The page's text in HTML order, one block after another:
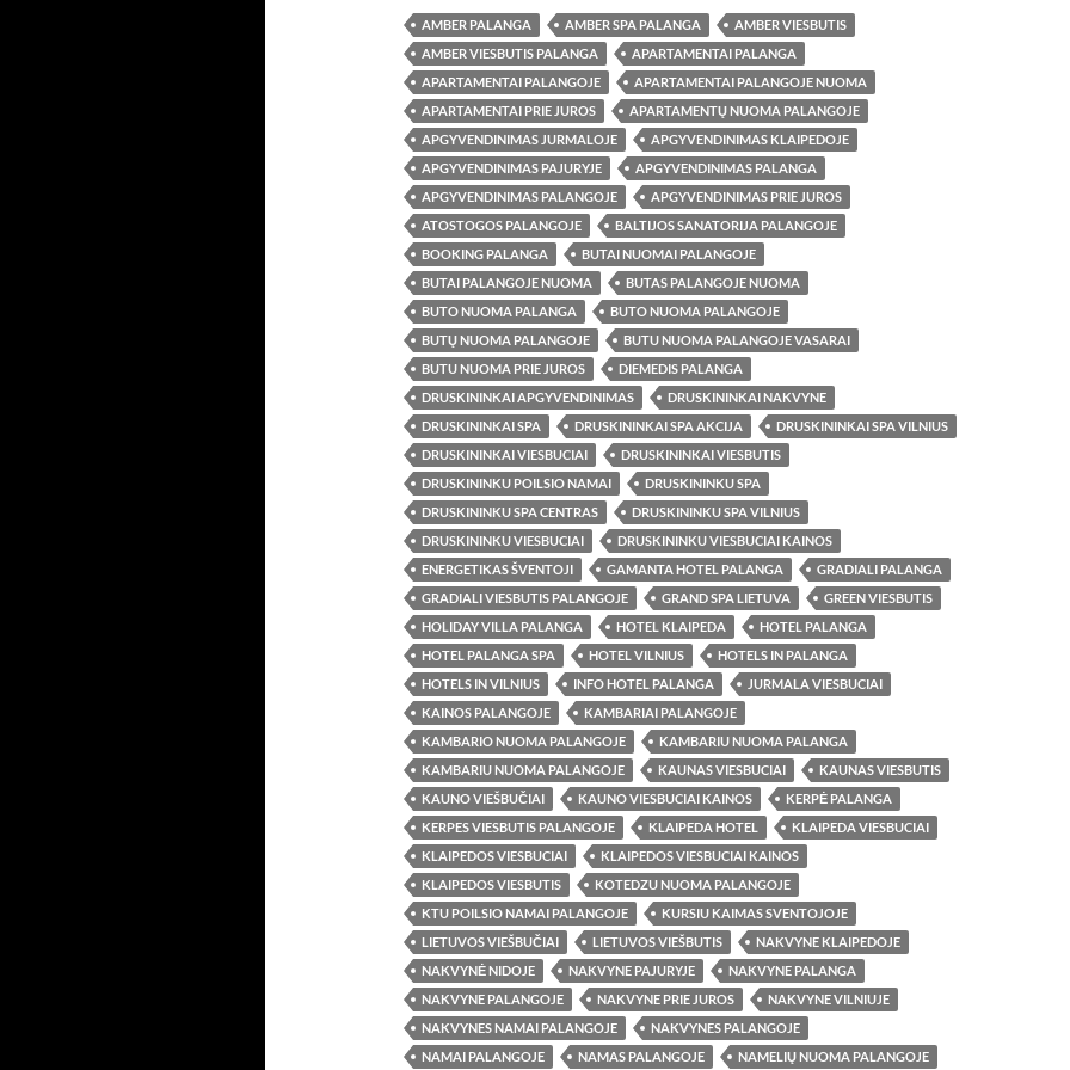
AMBER PALANGA AMBER SPA PALANGA
AMBER VIESBUTIS
AMBER VIESBUTIS PALANGA
APARTAMENTAI PALANGA
APARTAMENTAI PALANGOJE
APARTAMENTAI PALANGOJE NUOMA
APARTAMENTAI PRIE JUROS
APARTAMENTŲ NUOMA PALANGOJE
APGYVENDINIMAS JURMALOJE
APGYVENDINIMAS KLAIPEDOJE
APGYVENDINIMAS PAJURYJE
APGYVENDINIMAS PALANGA
APGYVENDINIMAS PALANGOJE
APGYVENDINIMAS PRIE JUROS
ATOSTOGOS PALANGOJE
BALTIJOS SANATORIJA PALANGOJE
BOOKING PALANGA
BUTAI NUOMAI PALANGOJE
BUTAI PALANGOJE NUOMA
BUTAS PALANGOJE NUOMA
BUTO NUOMA PALANGA
BUTO NUOMA PALANGOJE
BUTŲ NUOMA PALANGOJE
BUTU NUOMA PALANGOJE VASARAI
BUTU NUOMA PRIE JUROS
DIEMEDIS PALANGA
DRUSKININKAI APGYVENDINIMAS
DRUSKININKAI NAKVYNE
DRUSKININKAI SPA
DRUSKININKAI SPA AKCIJA
DRUSKININKAI SPA VILNIUS
DRUSKININKAI VIESBUCIAI
DRUSKININKAI VIESBUTIS
DRUSKININKU POILSIO NAMAI
DRUSKININKU SPA
DRUSKININKU SPA CENTRAS
DRUSKININKU SPA VILNIUS
DRUSKININKU VIESBUCIAI
DRUSKININKU VIESBUCIAI KAINOS
ENERGETIKAS ŠVENTOJI
GAMANTA HOTEL PALANGA
GRADIALI PALANGA
GRADIALI VIESBUTIS PALANGOJE
GRAND SPA LIETUVA
GREEN VIESBUTIS
HOLIDAY VILLA PALANGA
HOTEL KLAIPEDA
HOTEL PALANGA
HOTEL PALANGA SPA
HOTEL VILNIUS
HOTELS IN PALANGA
HOTELS IN VILNIUS
INFO HOTEL PALANGA
JURMALA VIESBUCIAI
KAINOS PALANGOJE
KAMBARIAI PALANGOJE
KAMBARIO NUOMA PALANGOJE
KAMBARIU NUOMA PALANGA
KAMBARIU NUOMA PALANGOJE
KAUNAS VIESBUCIAI
KAUNAS VIESBUTIS
KAUNO VIEŠBUČIAI
KAUNO VIESBUCIAI KAINOS
KERPĖ PALANGA
KERPES VIESBUTIS PALANGOJE
KLAIPEDA HOTEL
KLAIPEDA VIESBUCIAI
KLAIPEDOS VIESBUCIAI
KLAIPEDOS VIESBUCIAI KAINOS
KLAIPEDOS VIESBUTIS
KOTEDZU NUOMA PALANGOJE
KTU POILSIO NAMAI PALANGOJE
KURSIU KAIMAS SVENTOJOJE
LIETUVOS VIEŠBUČIAI
LIETUVOS VIEŠBUTIS
NAKVYNE KLAIPEDOJE
NAKVYNĖ NIDOJE
NAKVYNE PAJURYJE
NAKVYNE PALANGA
NAKVYNE PALANGOJE
NAKVYNE PRIE JUROS
NAKVYNE VILNIUJE
NAKVYNES NAMAI PALANGOJE
NAKVYNES PALANGOJE
NAMAI PALANGOJE
NAMAS PALANGOJE NAMELIŲ NUOMA PALANGOJE